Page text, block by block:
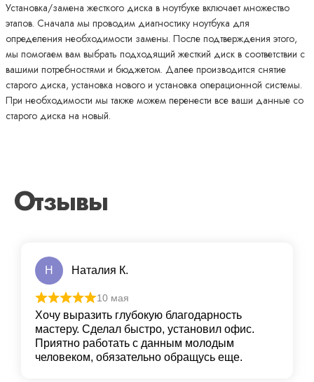
Установка/замена жесткого диска в ноутбуке включает множество
этапов. Сначала мы проводим диагностику ноутбука для
определения необходимости замены. После подтверждения этого,
мы помогаем вам выбрать подходящий жесткий диск в соответствии с
вашими потребностями и бюджетом. Далее производится снятие
старого диска, установка нового и установка операционной системы.
При необходимости мы также можем перенести все ваши данные со
старого диска на новый.
Отзывы
Н Наталия К.
10 мая
Хочу выразить глубокую благодарность
мастеру. Сделал быстро, установил офис.
Приятно работать с данным молодым
человеком, обязательно обращусь еще.